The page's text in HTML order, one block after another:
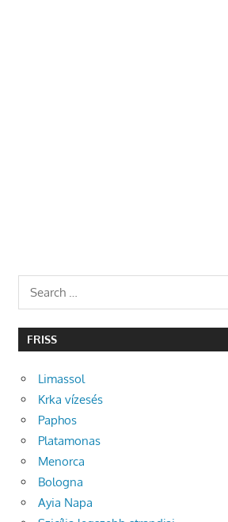
Search
for:
FRISS
Limassol
Krka vízesés
Paphos
Platamonas
Menorca
Bologna
Ayia Napa